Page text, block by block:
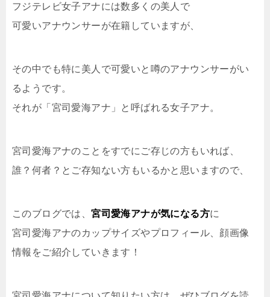
フジテレビ女子アナには数多くの美人で
可愛いアナウンサーが在籍していますが、
その中でも特に美人で可愛いと噂のアナウンサーがい
るようです。
それが「宮司愛海アナ」と呼ばれる女子アナ。
宮司愛海アナのことをすでにご存じの方もいれば、
誰？何者？とご存知ない方もいるかと思いますので、
このブログでは、宮司愛海アナが気になる方に
宮司愛海アナのカップサイズやプロフィール、顔画像
情報 をご紹介していきます！